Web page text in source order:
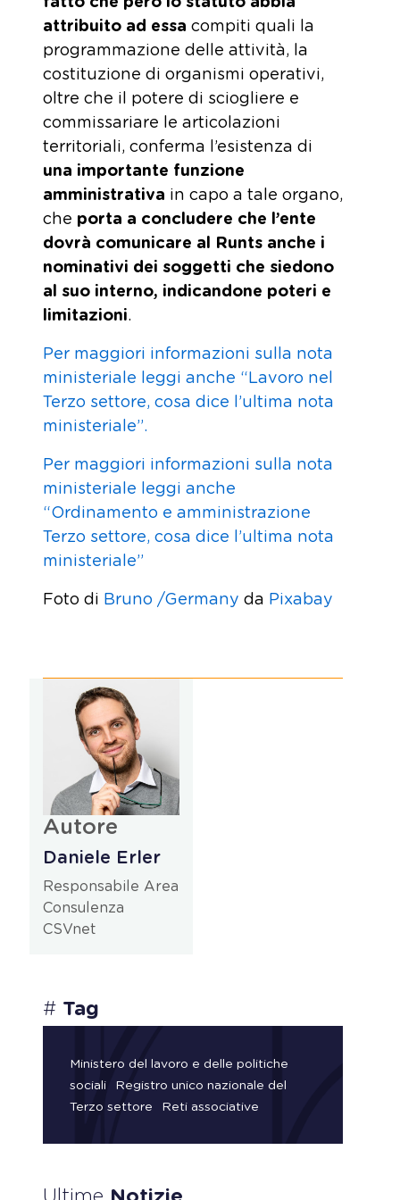
attribuito ad essa compiti quali la
programmazione delle attività, la
costituzione di organismi operativi,
oltre che il potere di sciogliere e
commissariare le articolazioni
territoriali, conferma l’esistenza di
una importante funzione
amministrativa in capo a tale organo,
che porta a concludere che l’ente
dovrà comunicare al Runts anche i
nominativi dei soggetti che siedono
al suo interno, indicandone poteri e
limitazioni.
Per maggiori informazioni sulla nota
ministeriale leggi anche “Lavoro nel
Terzo settore, cosa dice l’ultima nota
ministeriale”.
Per maggiori informazioni sulla nota
ministeriale leggi anche
“Ordinamento e amministrazione
Terzo settore, cosa dice l’ultima nota
ministeriale”
Foto di Bruno /Germany da Pixabay
Autore
Daniele Erler
Responsabile Area
Consulenza
CSVnet
# Tag
Ministero del lavoro e delle politiche
sociali
Registro unico nazionale del
Terzo settore
Reti associative